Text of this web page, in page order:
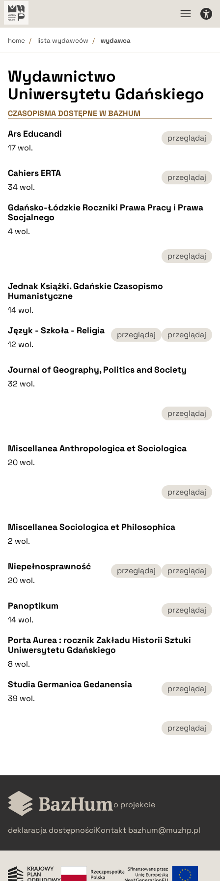
home lista wydawców wydawca
Wydawnictwo
Uniwersytetu Gdańskiego
CZASOPISMA DOSTĘPNE W BAZHUM
Ars Educandi
17 wol.
przeglądaj
Cahiers ERTA
34 wol.
przeglądaj
Gdańsko-Łódzkie Roczniki Prawa Pracy i Prawa
Socjalnego
4 wol.
przeglądaj
Jednak Książki. Gdańskie Czasopismo
Humanistyczne
14 wol.
przeglądaj
Język - Szkoła - Religia
12 wol.
przeglądaj
Journal of Geography, Politics and Society
32 wol.
przeglądaj
Miscellanea Anthropologica et Sociologica
20 wol.
przeglądaj
Miscellanea Sociologica et Philosophica
2 wol.
przeglądaj
Niepełnosprawność
20 wol.
przeglądaj
Panoptikum
14 wol.
przeglądaj
Porta Aurea : rocznik Zakładu Historii Sztuki
Uniwersytetu Gdańskiego
8 wol.
przeglądaj
Studia Germanica Gedanensia
39 wol.
przeglądaj
o projekcie
deklaracja dostępnościKontakt bazhum@muzhp.pl